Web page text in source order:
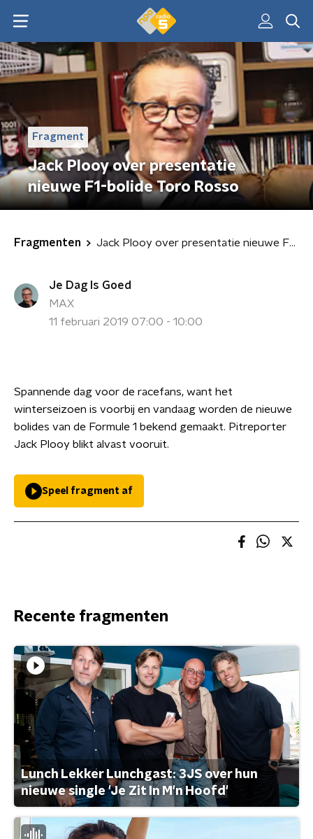
Fragment
Jack Plooy over presentatie
nieuwe F1-bolide Toro Rosso
Fragmenten Jack Plooy over presentatie nieuwe F1-bolide Toro Rosso
Je Dag Is Goed
MAX
11 februari 2019 07:00 - 10:00
Spannende dag voor de racefans, want het
winterseizoen is voorbij en vandaag worden de nieuwe
bolides van de Formule 1 bekend gemaakt. Pitreporter
Jack Plooy blikt alvast vooruit.
Speel fragment af
Recente fragmenten
Lunch Lekker Lunchgast: 3JS over hun
nieuwe single 'Je Zit In M'n Hoofd'